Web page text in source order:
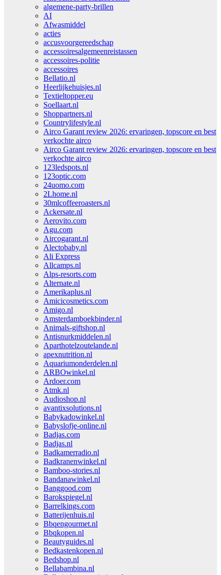
algemene-party-brillen
AI
Afwasmiddel
acties
accusvoorgereedschap
accessoiresalgemeenreistassen
accessoires-politie
accessoires
Bellatio.nl
Heerlijkehuisjes.nl
Textieltopper.eu
Soellaart.nl
Shoppartners.nl
Countrylifestyle.nl
Airco Garant review 2026: ervaringen, topscore en best
verkochte airco
Airco Garant review 2026: ervaringen, topscore en best
verkochte airco
123ledspots.nl
123optic.com
24uomo.com
2Lhome.nl
30mlcoffeeroasters.nl
Ackersate.nl
Aerovito.com
Agu.com
Aircogarant.nl
Alectobaby.nl
Ali Express
Allcamps.nl
Alps-resorts.com
Alternate.nl
Amerikaplus.nl
Amicicosmetics.com
Amigo.nl
Amsterdamboekbinder.nl
Animals-giftshop.nl
Antisnurkmiddelen.nl
Aparthotelzoutelande.nl
apexnutrition.nl
Aquariumonderdelen.nl
ARBOwinkel.nl
Ardoer.com
Atmk.nl
Audioshop.nl
avantixsolutions.nl
Babykadowinkel.nl
Babyslofje-online.nl
Badjas.com
Badjas.nl
Badkamerradio.nl
Badkranenwinkel.nl
Bamboo-stories.nl
Bandanawinkel.nl
Banggood.com
Barokspiegel.nl
Barrelkings.com
Batterijenhuis.nl
Bbqengourmet.nl
Bbqkopen.nl
Beautyguides.nl
Bedkastenkopen.nl
Bedshop.nl
Bellabambina.nl